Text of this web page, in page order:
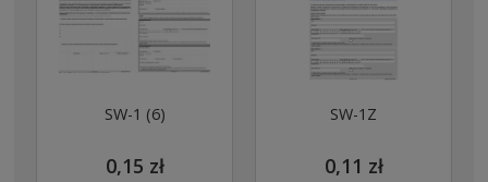
SW-1 (6)
0,15 zł
SW-1Z
0,11 zł